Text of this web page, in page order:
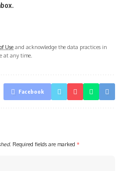
Use and acknowledge the data practices in
at any time.
Facebook
Required fields are marked *